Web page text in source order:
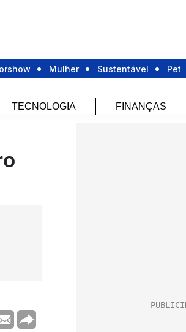
Mulher Sustentável Pet
TECNOLOGIA FINANÇAS